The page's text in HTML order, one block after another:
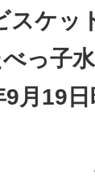
ケッ
っ子
月19日